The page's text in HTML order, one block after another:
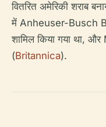
वितरित अमेरिकी शराब
में Anheuser-Busch
शामिल किया गया था,
(Britannica).